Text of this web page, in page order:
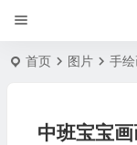
首页 图片 手
中班宝宝